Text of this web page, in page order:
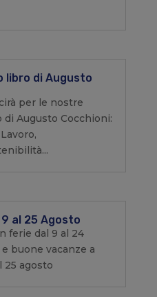
libro di Augusto
per le nostre
Augusto Cocchioni:
al 25 Agosto
ferie dal 9 al 24
buone vacanze a
25 agosto